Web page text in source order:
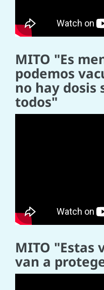
MITO "Es
podemos
no hay dosis
todos"
MITO "Estas
van a